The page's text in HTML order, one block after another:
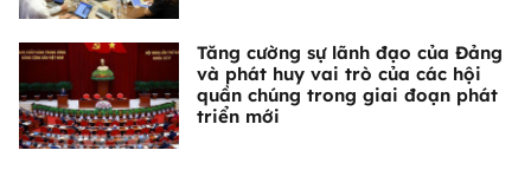
Tăng cường sự lãnh đạo của Đảng
và phát huy vai trò của các hội
quần chúng trong giai đoạn phát
triển mới